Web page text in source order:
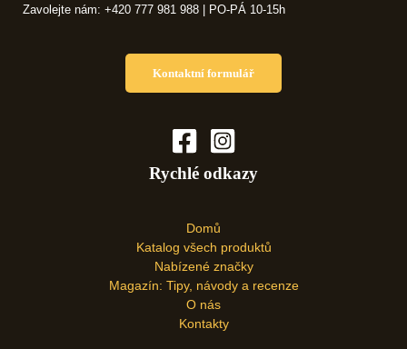
Zavolejte nám: +420 777 981 988 | PO-PÁ 10-15h
Kontaktní formulář
Rychlé odkazy
Domů
Katalog všech produktů
Nabízené značky
Magazín: Tipy, návody a recenze
O nás
Kontakty